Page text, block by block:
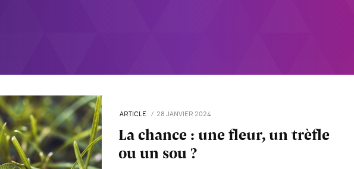
ARTICLE 28 JANVIER 2024
La chance : une fleur, un trèfle
ou un sou ?